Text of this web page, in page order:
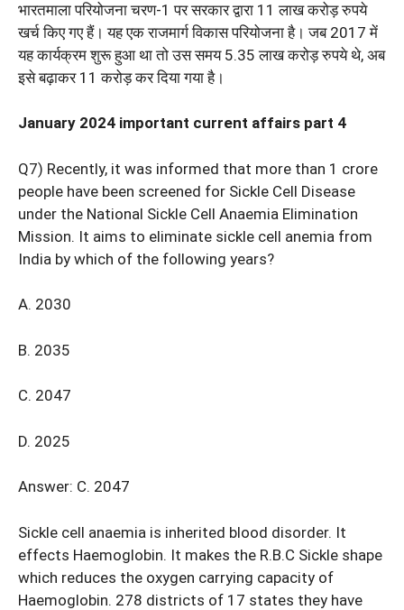
भारतमाला परियोजना चरण-1 पर सरकार द्वारा 11 लाख करोड़ रुपये
खर्च किए गए हैं। यह एक राजमार्ग विकास परियोजना है। जब 2017 में
यह कार्यक्रम शुरू हुआ था तो उस समय 5.35 लाख करोड़ रुपये थे, अब
इसे बढ़ाकर 11 करोड़ कर दिया गया है।
January 2024 important current affairs part 4
Q7) Recently, it was informed that more than 1 crore
people have been screened for Sickle Cell Disease
under the National Sickle Cell Anaemia Elimination
Mission. It aims to eliminate sickle cell anemia from
India by which of the following years?
A. 2030
B. 2035
C. 2047
D. 2025
Answer: C. 2047
Sickle cell anaemia is inherited blood disorder. It
effects Haemoglobin. It makes the R.B.C Sickle shape
which reduces the oxygen carrying capacity of
Haemoglobin. 278 districts of 17 states they have